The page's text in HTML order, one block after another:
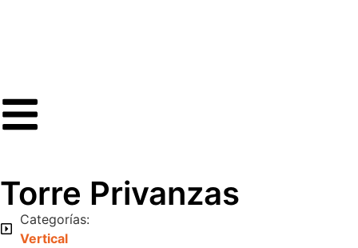
Torre Privanzas
Categorías:
Vertical